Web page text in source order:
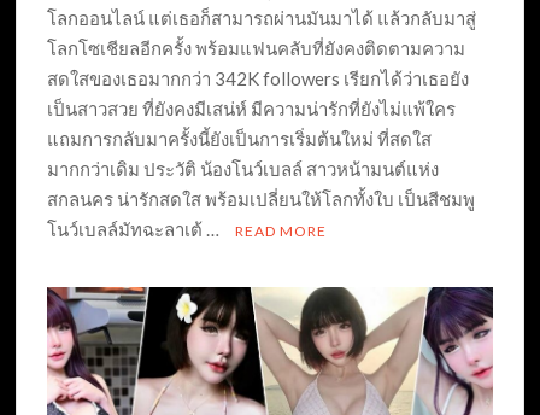
โลกออนไลน์ แต่เธอก็สามารถผ่านมันมาได้ แล้วกลับมาสู่
โลกโซเชียลอีกครั้ง พร้อมแฟนคลับที่ยังคงติดตามความ
สดใสของเธอมากกว่า 342K followers เรียกได้ว่าเธอยัง
เป็นสาวสวย ที่ยังคงมีเสน่ห์ มีความน่ารักที่ยังไม่แพ้ใคร
แถมการกลับมาครั้งนี้ยังเป็นการเริ่มต้นใหม่ ที่สดใส
มากกว่าเดิม ประวัติ น้องโนว์เบลล์ สาวหน้ามนต์แห่ง
สกลนคร น่ารักสดใส พร้อมเปลี่ยนให้โลกทั้งใบ เป็นสีชมพู
โนว์เบลล์มัทฉะลาเต้ …
READ MORE